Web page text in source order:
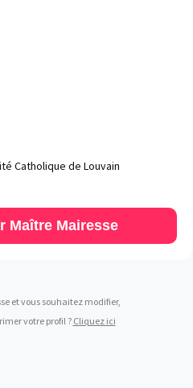
nous
Catholique de Louvain
Contacter Maître Mairesse
et vous souhaitez modifier,
votre profil ? Cliquez ici